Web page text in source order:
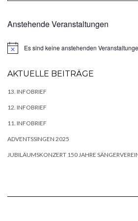
Anstehende Veranstaltungen
HinweisEs sind keine anstehenden
AKTUELLE BEITRÄGE
13. INFOBRIEF
12. INFOBRIEF
11. INFOBRIEF
ADVENTSSINGEN 2025
JUBILÄUMSKONZERT 150 JAHRE